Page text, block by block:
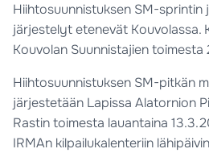
Hiihtosuunnistuksen SM-sprintin
järjestelyt etenevät Kouvolassa.
Kouvolan Suunnistajien toimesta
Hiihtosuunnistuksen SM-pitkän
järjestetään Lapissa Alatornion
Rastin toimesta lauantaina
IRMAn kilpailukalenteriin